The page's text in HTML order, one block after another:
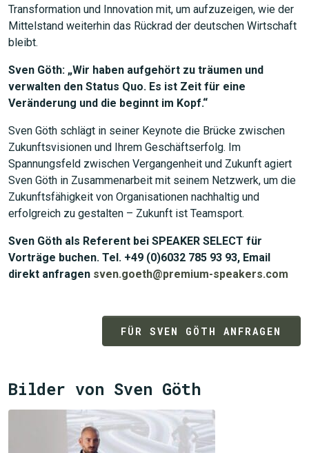
Transformation und Innovation mit, um aufzuzeigen, wie der
Mittelstand weiterhin das Rückrad der deutschen Wirtschaft
bleibt.
Sven Göth: „Wir haben aufgehört zu träumen und
verwalten den Status Quo. Es ist Zeit für eine
Veränderung und die beginnt im Kopf.“
Sven Göth schlägt in seiner Keynote die Brücke zwischen
Zukunftsvisionen und Ihrem Geschäftserfolg. Im
Spannungsfeld zwischen Vergangenheit und Zukunft agiert
Sven Göth in Zusammenarbeit mit seinem Netzwerk, um die
Zukunftsfähigkeit von Organisationen nachhaltig und
erfolgreich zu gestalten – Zukunft ist Teamsport.
Sven Göth als Referent bei SPEAKER SELECT für
Vorträge buchen. Tel. +49 (0)6032 785 93 93, Email
direkt anfragen sven.goeth@premium-speakers.com
FÜR SVEN GÖTH ANFRAGEN
Bilder von Sven Göth